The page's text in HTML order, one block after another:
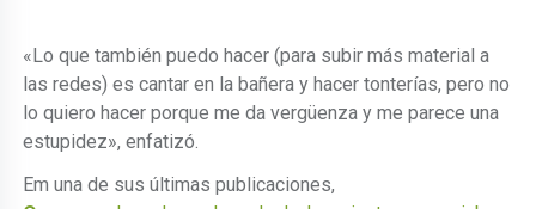
«Lo que también puedo hacer (para subir más material a
las redes) es cantar en la bañera y hacer tonterías, pero no
lo quiero hacer porque me da vergüenza y me parece una
estupidez», enfatizó.
Em una de sus últimas publicaciones,